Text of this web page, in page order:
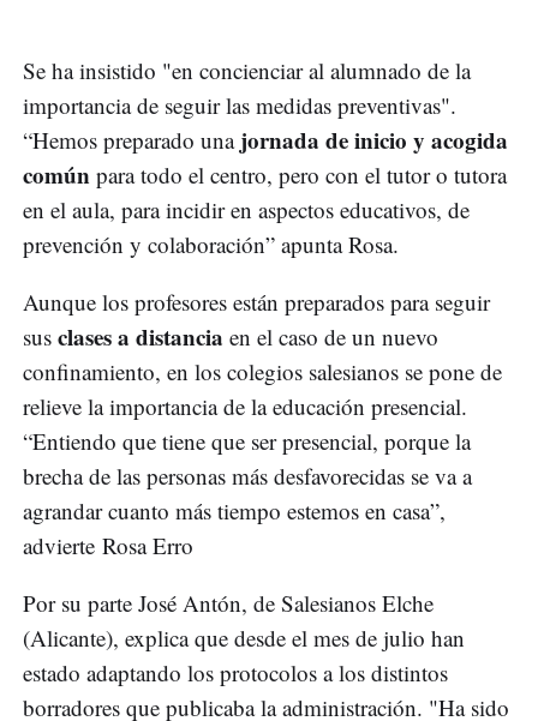
Se ha insistido "en concienciar al alumnado de la
importancia de seguir las medidas preventivas".
“Hemos preparado una jornada de inicio y acogida
común para todo el centro, pero con el tutor o tutora
en el aula, para incidir en aspectos educativos, de
prevención y colaboración” apunta Rosa.
Aunque los profesores están preparados para seguir
sus clases a distancia en el caso de un nuevo
confinamiento, en los colegios salesianos se pone de
relieve la importancia de la educación presencial.
“Entiendo que tiene que ser presencial, porque la
brecha de las personas más desfavorecidas se va a
agrandar cuanto más tiempo estemos en casa”,
advierte Rosa Erro
Por su parte José Antón, de Salesianos Elche
(Alicante), explica que desde el mes de julio han
estado adaptando los protocolos a los distintos
borradores que publicaba la administración. "Ha sido